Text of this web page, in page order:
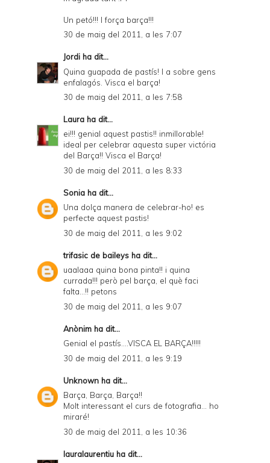
Un petó!!! I força barça!!!
30 de maig del 2011, a les 7:07
Jordi ha dit...
Quina guapada de pastís! I a sobre gens
enfalagós. Visca el barça!
30 de maig del 2011, a les 7:58
Laura ha dit...
ei!!! genial aquest pastis!! inmillorable!
ideal per celebrar aquesta super victória
del Barça!! Visca el Barça!
30 de maig del 2011, a les 8:33
Sonia ha dit...
Una dolça manera de celebrar-ho! es
perfecte aquest pastis!
30 de maig del 2011, a les 9:02
trifasic de baileys ha dit...
uaalaaa quina bona pinta!! i quina
currada!!! però pel barça, el què faci
falta...!! petons
30 de maig del 2011, a les 9:07
Anònim ha dit...
Genial el pastís....VISCA EL BARÇA!!!!!
30 de maig del 2011, a les 9:19
Unknown ha dit...
Barça, Barça, Barça!!
Molt interessant el curs de fotografia... ho
miraré!
30 de maig del 2011, a les 10:36
lauralaurentiu ha dit...